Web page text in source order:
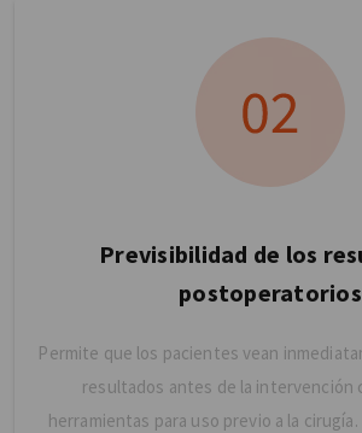
Previsibilidad de los
postoperatorios
Permite que los pacientes vean
resultados antes de la intervención
herramientas para uso previo a la